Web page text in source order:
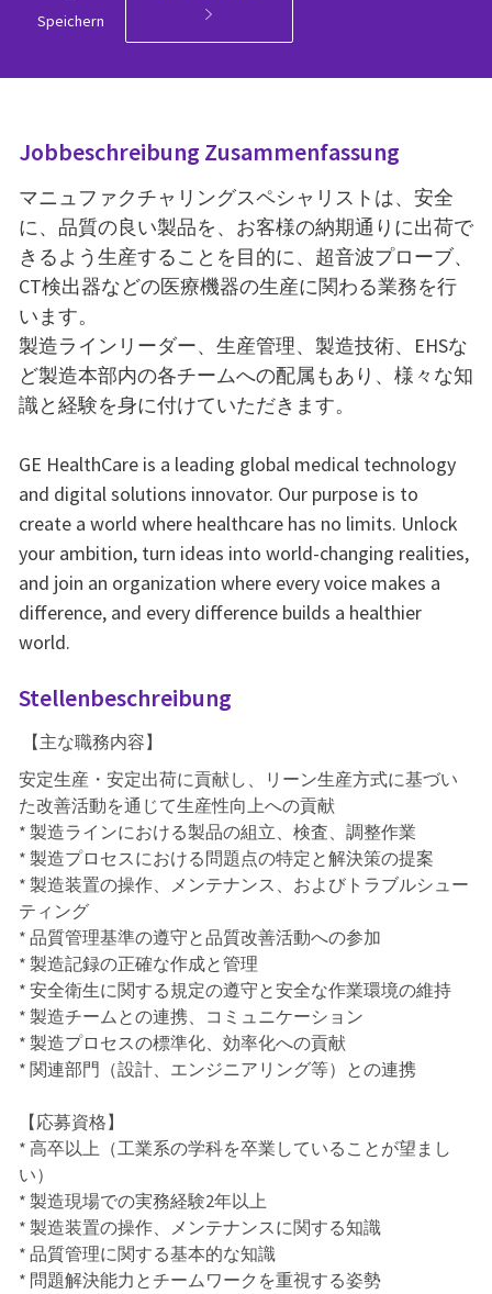
Speichern
Jobbeschreibung Zusammenfassung
マニュファクチャリングスペシャリストは、安全
に、品質の良い製品を、お客様の納期通りに出荷で
きるよう生産することを目的に、超音波プローブ、
CT検出器などの医療機器の生産に関わる業務を行
います。
製造ラインリーダー、生産管理、製造技術、EHSな
ど製造本部内の各チームへの配属もあり、様々な知
識と経験を身に付けていただきます。
GE HealthCare is a leading global medical technology
and digital solutions innovator. Our purpose is to
create a world where healthcare has no limits. Unlock
your ambition, turn ideas into world-changing realities,
and join an organization where every voice makes a
difference, and every difference builds a healthier
world.
Stellenbeschreibung
【主な職務内容】
安定生産・安定出荷に貢献し、リーン生産方式に基づい
た改善活動を通じて生産性向上への貢献
* 製造ラインにおける製品の組立、検査、調整作業
* 製造プロセスにおける問題点の特定と解決策の提案
* 製造装置の操作、メンテナンス、およびトラブルシュー
ティング
* 品質管理基準の遵守と品質改善活動への参加
* 製造記録の正確な作成と管理
* 安全衛生に関する規定の遵守と安全な作業環境の維持
* 製造チームとの連携、コミュニケーション
* 製造プロセスの標準化、効率化への貢献
* 関連部門（設計、エンジニアリング等）との連携
【応募資格】
* 高卒以上（工業系の学科を卒業していることが望まし
い）
* 製造現場での実務経験2年以上
* 製造装置の操作、メンテナンスに関する知識
* 品質管理に関する基本的な知識
* 問題解決能力とチームワークを重視する姿勢